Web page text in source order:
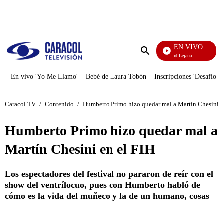
Enviar
EN VIVO
Ciudad Lejana
En vivo 'Yo Me Llamo' Bebé de Laura Tobón Inscripciones 'Desafío'
Caracol TV / Contenido / Humberto Primo hizo quedar mal a Martín Chesini
Humberto Primo hizo quedar mal a
Martín Chesini en el FIH
Los espectadores del festival no pararon de reír con el
show del ventrílocuo, pues con Humberto habló de
cómo es la vida del muñeco y la de un humano, cosas